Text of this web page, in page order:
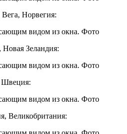
Норвегия:
Зеландия:
Швеция:
Великобритания: